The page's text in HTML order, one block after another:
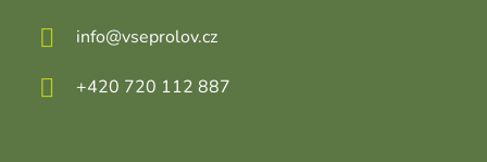
info@vseprolov.cz
+420 720 112 887